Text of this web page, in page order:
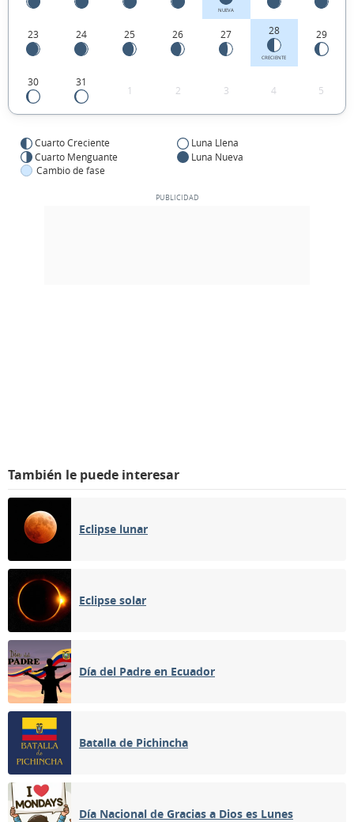
NUEVA
23 24 25 26 27 28
CRECIENTE
29
30 31
1 2 3 4 5
Cuarto Creciente
Luna Llena
Cuarto Menguante
Luna Nueva
Cambio de fase
También le puede interesar
Eclipse lunar
Eclipse solar
Día del Padre en Ecuador
Batalla de Pichincha
Día Nacional de Gracias a Dios es Lunes